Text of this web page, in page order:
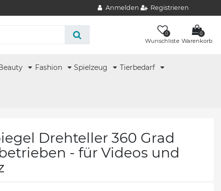
Anmelden Registrieren
0
Wunschliste
0
Warenkorb
Fashion Spielzeug Tierbedarf
Drehteller 360 Grad
- für Videos und